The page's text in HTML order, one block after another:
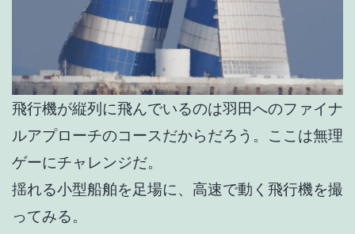
飛行機が縦列に飛んでいるのは羽田へのファイナ
ルアプローチのコースだからだろう。ここは無理
ゲーにチャレンジだ。
揺れる小型船舶を足場に、高速で動く飛行機を撮
ってみる。